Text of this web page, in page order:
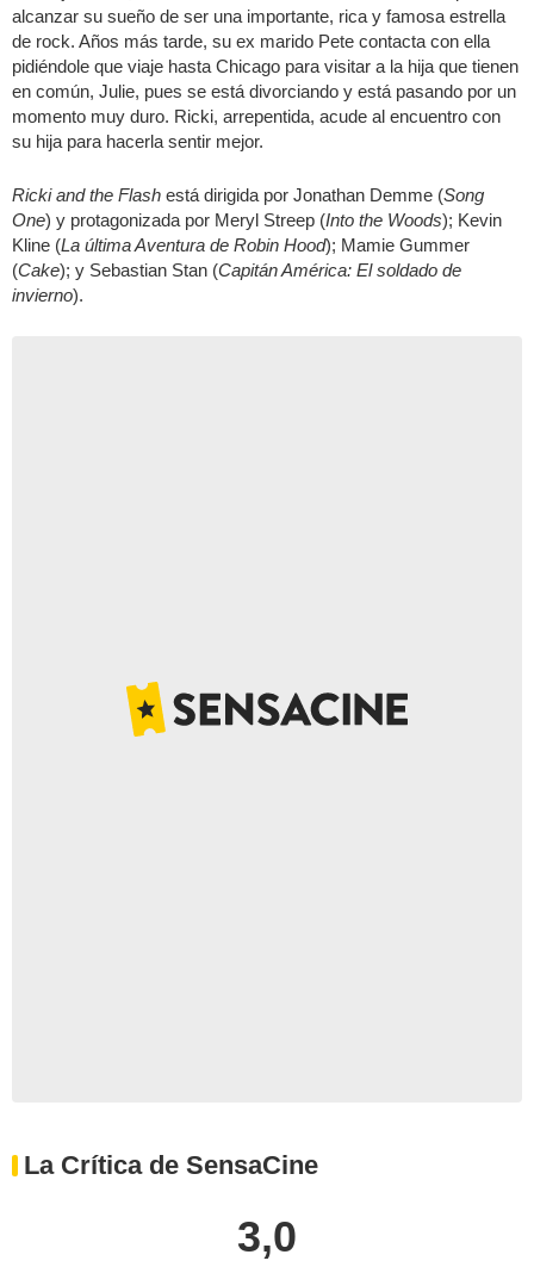
alcanzar su sueño de ser una importante, rica y famosa estrella
de rock. Años más tarde, su ex marido Pete contacta con ella
pidiéndole que viaje hasta Chicago para visitar a la hija que tienen
en común, Julie, pues se está divorciando y está pasando por un
momento muy duro. Ricki, arrepentida, acude al encuentro con
su hija para hacerla sentir mejor.
Ricki and the Flash está dirigida por Jonathan Demme (Song
One) y protagonizada por Meryl Streep (Into the Woods); Kevin
Kline (La última Aventura de Robin Hood); Mamie Gummer
(Cake); y Sebastian Stan (Capitán América: El soldado de
invierno).
La Crítica de SensaCine
3,0